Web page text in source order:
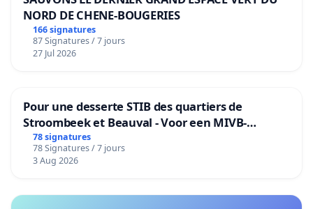
NORD DE CHENE-BOUGERIES
166 signatures
87 Signatures / 7 jours
27 Jul 2026
Pour une desserte STIB des quartiers de
Stroombeek et Beauval - Voor een MIVB-
bediening van de wijken Strombeek en Het
Voor
78 signatures
78 Signatures / 7 jours
3 Aug 2026